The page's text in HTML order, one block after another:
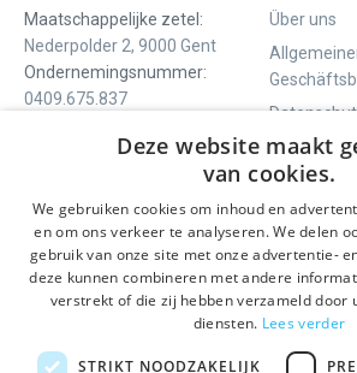
Maatschappelijke zetel:
Nederpolder 2, 9000 Gent
Ondernemingsnummer:
0409.675.837
Über uns
Contact
WIR BIETEN
Geführte Tour
Tagesprogramm
Aktivitäten
SOCIALS
Facebook
LinkedIn
Deze website maakt
van cookies.
We gebruiken cookies om inhoud en
en om ons verkeer te analyseren. We delen
gebruik van onze site met onze advertentie-
deze kunnen combineren met andere
verstrekt of die zij hebben verzameld door
diensten. Lees verder
STRIKT NOODZAKELIJK